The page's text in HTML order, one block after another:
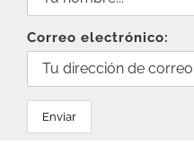
Correo electrónico: